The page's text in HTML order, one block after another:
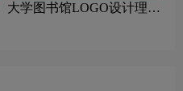
大学图书馆LOGO设计理念